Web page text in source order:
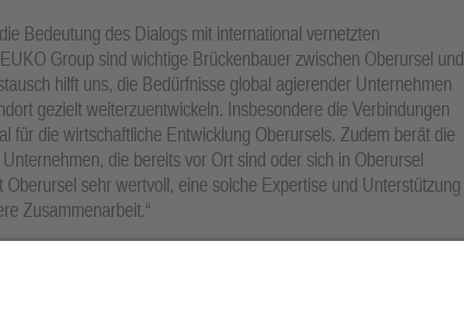
Bedeutung des Dialogs mit international vernetzten
Group sind wichtige Brückenbauer zwischen Oberursel und
hilft uns, die Bedürfnisse global agierender Unternehmen
gezielt weiterzuentwickeln. Insbesondere die Verbindungen
für die wirtschaftliche Entwicklung Oberursels. Zudem berät die
die bereits vor Ort sind oder sich in Oberursel
sehr wertvoll, eine solche Expertise und Unterstützung
Zusammenarbeit.“
internationaler Wirtschaftsbeziehungen konsequent fort und
Standort für international tätige Unternehmen.